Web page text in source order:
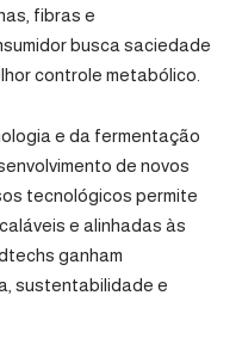
fibras e
busca saciedade
controle metabólico.
e da fermentação
de novos
tecnológicos permite
e alinhadas às
ganham
sustentabilidade e